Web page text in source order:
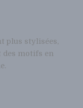
plus stylisées,
motifs en